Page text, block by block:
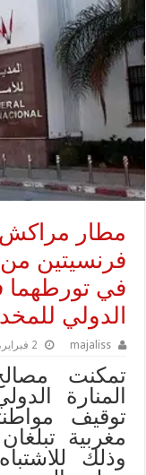
مطار مراكش
فرنسيتين من
في تورطهما
الدولي
majaliss 2 فبراير، 2020
تمكنت
المنارة
توقيف
وذلك